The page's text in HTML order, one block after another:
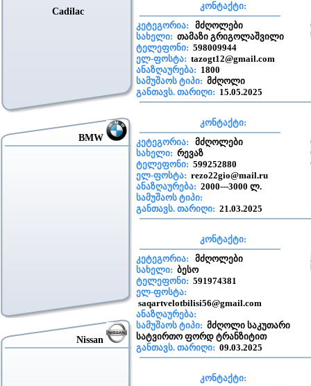
კონტაქტი:
კეტეგორია:
მძღოლები
სახელი: თამაზი გრიგოლაშვილი
ტელეფონი: 598009944
ელ-ფოსტა: tazogt12@gmail.com
ანაზღაურება: 1800
სამუშაოს ტიპი: მძღოლი
განთავს. თარიღი: 15.05.2025
კონტაქტი:
კეტეგორია:
მძღოლები
სახელი: რევაზ
ტელეფონი: 599252880
ელ-ფოსტა: rezo22gio@mail.ru
ანაზღაურება: 2000---3000 ლ.
სამუშაოს ტიპი:
განთავს. თარიღი: 21.03.2025
კონტაქტი:
კეტეგორია:
მძღოლები
სახელი: ბესო
ტელეფონი: 591974381
ელ-ფოსტა:
saqartvelotbilisi56@gmail.com
ანაზღაურება:
სამუშაოს ტიპი: მძღოლი საკუთარი
სატვირთო ფორდ ტრანზიტით
განთავს. თარიღი: 09.03.2025
კონტაქტი:
Cadilac
BMW
Nissan